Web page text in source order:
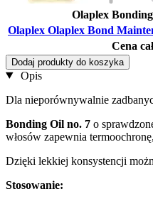
Olaplex
Olaplex Olaplex Bond
Cena
Dodaj produkty do koszyka
Opis
Dla nieporównywalnie
Bonding Oil no. 7 o
włosów zapewnia
Dzięki lekkiej konsystencji
Stosowanie: